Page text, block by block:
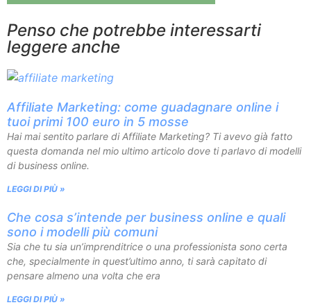
Penso che potrebbe interessarti
leggere anche
Affiliate Marketing: come guadagnare online i
tuoi primi 100 euro in 5 mosse
Hai mai sentito parlare di Affiliate Marketing? Ti avevo già fatto
questa domanda nel mio ultimo articolo dove ti parlavo di modelli
di business online.
LEGGI DI PIÙ »
Che cosa s’intende per business online e quali
sono i modelli più comuni
Sia che tu sia un’imprenditrice o una professionista sono certa
che, specialmente in quest’ultimo anno, ti sarà capitato di
pensare almeno una volta che era
LEGGI DI PIÙ »